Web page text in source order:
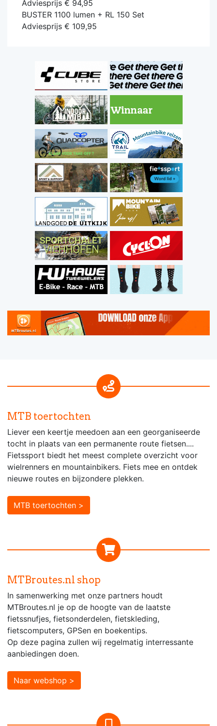
Adviesprijs € 94,95
BUSTER 1100 lumen + RL 150 Set
Adviesprijs € 109,95
MTB toertochten
Liever een keertje meedoen aan een georganiseerde
tocht in plaats van een permanente route fietsen....
Fietssport biedt het meest complete overzicht voor
wielrenners en mountainbikers. Fiets mee en ontdek
nieuwe routes en bijzondere plekken.
MTB toertochten >
MTBroutes.nl shop
In samenwerking met onze partners houdt
MTBroutes.nl je op de hoogte van de laatste
fietssnufjes, fietsonderdelen, fietskleding,
fietscomputers, GPSen en boekentips.
Op deze pagina zullen wij regelmatig interressante
aanbiedingen doen.
Naar webshop >